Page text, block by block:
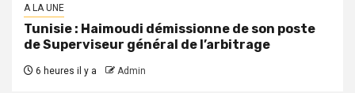
A LA UNE
Tunisie : Haimoudi démissionne de son poste
de Superviseur général de l’arbitrage
6 heures il y a Admin